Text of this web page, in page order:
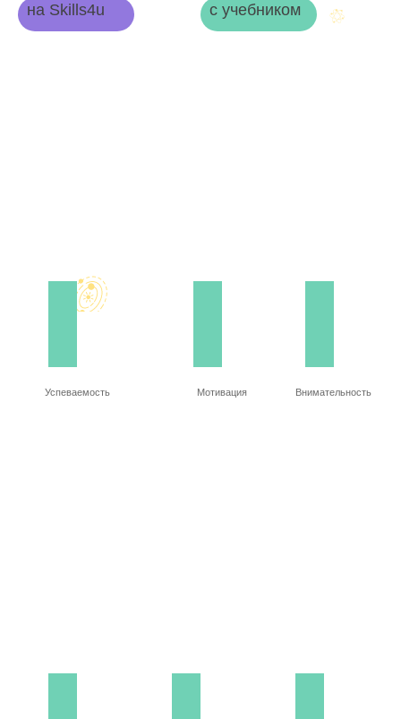
на Skills4u
с учебником
Успеваемость Мотивация Внимательность